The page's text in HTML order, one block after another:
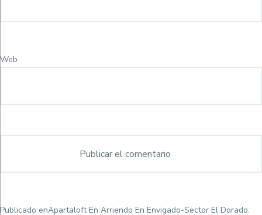
Web
Navegación
Publicado enApartaloft En Arriendo En Envigado-Sector El Dorado.